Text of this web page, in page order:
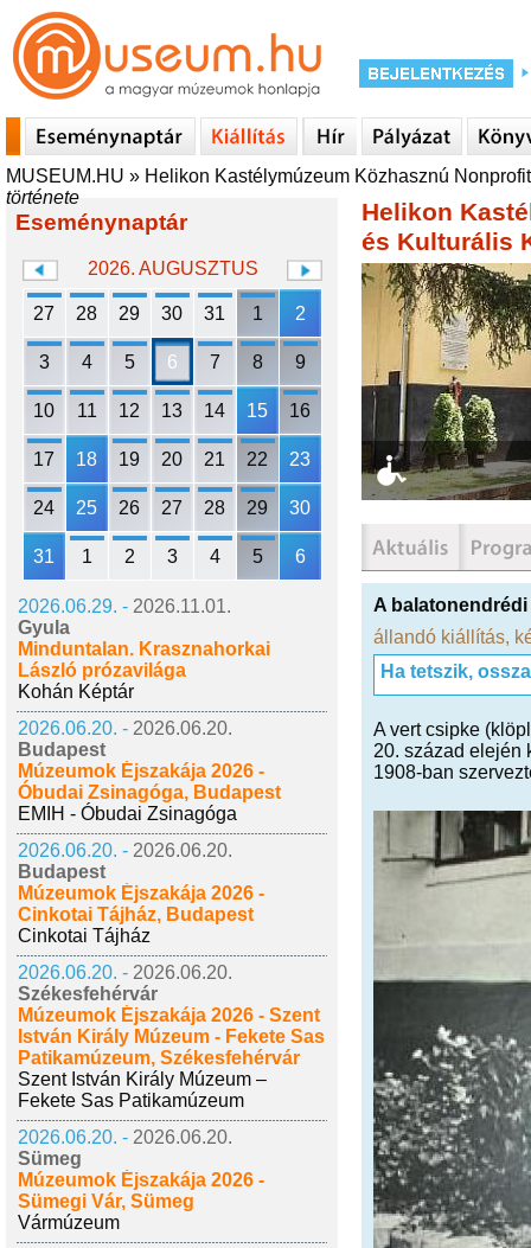
MUSEUM.HU » Helikon Kastélymúzeum Közhasznú
története
Eseménynaptár
2026. AUGUSZTUS
27 28 29 30 31 1 2
3 4 5 6 7 8 9
10 11 12 13 14 15 16
17 18 19 20 21 22 23
24 25 26 27 28 29 30
31 1 2 3 4 5 6
2026.06.29. - 2026.11.01.
Gyula
Minduntalan. Krasznahorkai
László prózavilága
Kohán Képtár
2026.06.20. - 2026.06.20.
Budapest
Múzeumok Éjszakája 2026 -
Óbudai Zsinagóga, Budapest
EMIH - Óbudai Zsinagóga
2026.06.20. - 2026.06.20.
Budapest
Múzeumok Éjszakája 2026 -
Cinkotai Tájház, Budapest
Cinkotai Tájház
2026.06.20. - 2026.06.20.
Székesfehérvár
Múzeumok Éjszakája 2026 - Szent
István Király Múzeum - Fekete Sas
Patikamúzeum, Székesfehérvár
Szent István Király Múzeum –
Fekete Sas Patikamúzeum
2026.06.20. - 2026.06.20.
Sümeg
Múzeumok Éjszakája 2026 -
Sümegi Vár, Sümeg
Vármúzeum
Helikon
és Kulturális
A
állandó kiállítás,
Ha tetszik,
A vert csipke
20. század elején
1908-ban